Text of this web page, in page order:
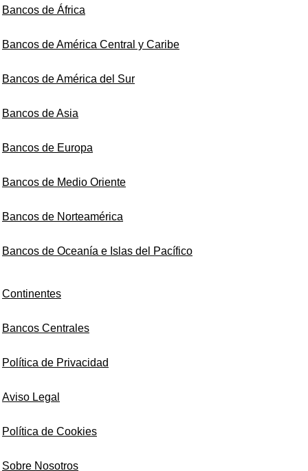
Bancos de África
Bancos de América Central y Caribe
Bancos de América del Sur
Bancos de Asia
Bancos de Europa
Bancos de Medio Oriente
Bancos de Norteamérica
Bancos de Oceanía e Islas del Pacífico
Continentes
Bancos Centrales
Política de Privacidad
Aviso Legal
Política de Cookies
Sobre Nosotros